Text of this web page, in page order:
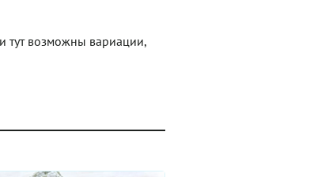
тут возможны вариации,